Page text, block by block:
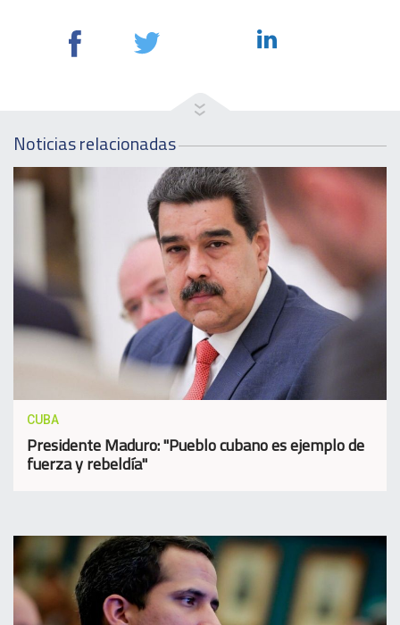
Noticias relacionadas
CUBA
Presidente Maduro: "Pueblo cubano es ejemplo de
fuerza y rebeldía"